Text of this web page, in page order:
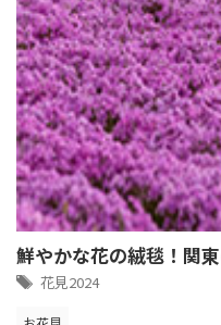
鮮やかな花の絨毯！関
花見2024